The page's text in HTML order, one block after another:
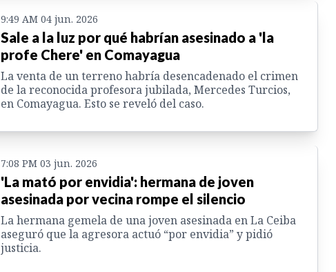
9:49 AM 04 jun. 2026
Sale a la luz por qué habrían asesinado a 'la
profe Chere' en Comayagua
La venta de un terreno habría desencadenado el crimen
de la reconocida profesora jubilada, Mercedes Turcios,
en Comayagua. Esto se reveló del caso.
7:08 PM 03 jun. 2026
'La mató por envidia': hermana de joven
asesinada por vecina rompe el silencio
La hermana gemela de una joven asesinada en La Ceiba
aseguró que la agresora actuó “por envidia” y pidió
justicia.